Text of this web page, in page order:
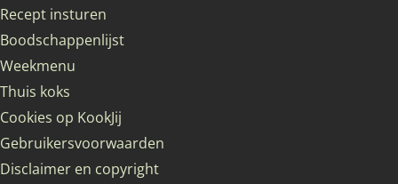
Recept insturen
Boodschappenlijst
Weekmenu
Thuis koks
Cookies op KookJij
Gebruikersvoorwaarden
Disclaimer en copyright